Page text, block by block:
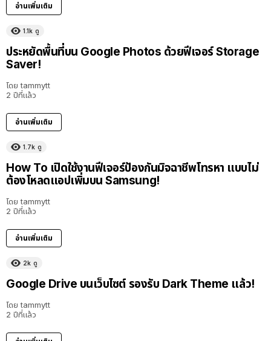
อ่านเพิ่มเติม
1.1k ดู
ประหยัดพื้นที่บน Google Photos ด้วยฟีเจอร์ Storage
Saver!
โดย tammytt
2 ปีที่แล้ว
อ่านเพิ่มเติม
1.7k ดู
How To เปิดใช้งานฟีเจอร์ป้องกันมิจฉาชีพโทรหา แบบไม่
ต้องโหลดแอปเพิ่มบน Samsung!
โดย tammytt
2 ปีที่แล้ว
อ่านเพิ่มเติม
2k ดู
Google Drive บนเว็บไซต์ รองรับ Dark Theme แล้ว!
โดย tammytt
2 ปีที่แล้ว